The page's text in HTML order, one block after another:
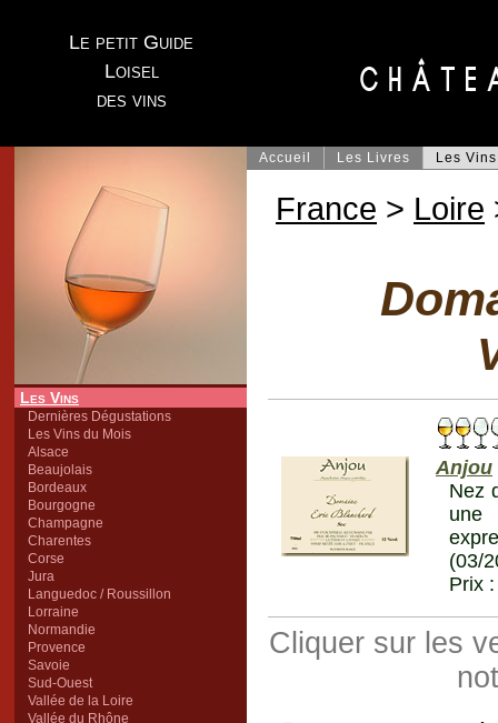
Le petit Guide
Loisel
des vins
Les Vins
Dernières Dégustations
Les Vins du Mois
Alsace
Beaujolais
Bordeaux
Bourgogne
Champagne
Charentes
Corse
Jura
Languedoc / Roussillon
Lorraine
Normandie
Provence
Savoie
Sud-Ouest
Vallée de la Loire
Vallée du Rhône
Accueil Les Livres Les Vins
France > Loire
Anjou
Nez
une
(03/
Prix :
Cliquer sur les